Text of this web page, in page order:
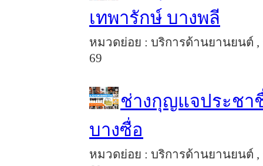
เทพารักษ์ บางพลี
หมวดย่อย : บริการด้านยานยนต์ ,
69
ช่างกุญแจประชา
บางซื่อ
หมวดย่อย : บริการด้านยานยนต์ ,